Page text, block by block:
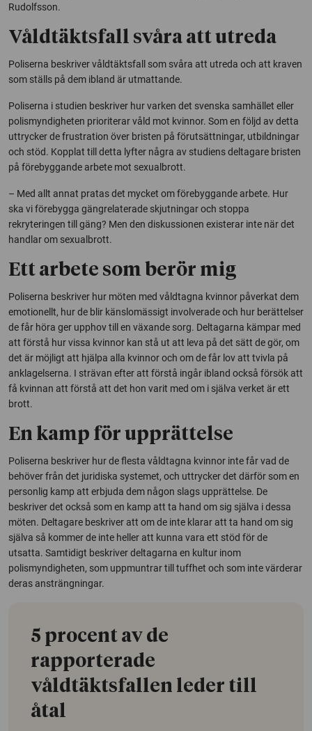
Rudolfsson.
Våldtäktsfall svåra att utreda
Poliserna beskriver våldtäktsfall som svåra att utreda och att kraven
som ställs på dem ibland är utmattande.
Poliserna i studien beskriver hur varken det svenska samhället eller
polismyndigheten prioriterar våld mot kvinnor. Som en följd av detta
uttrycker de frustration över bristen på förutsättningar, utbildningar
och stöd. Kopplat till detta lyfter några av studiens deltagare bristen
på förebyggande arbete mot sexualbrott.
– Med allt annat pratas det mycket om förebyggande arbete. Hur
ska vi förebygga gängrelaterade skjutningar och stoppa
rekryteringen till gäng? Men den diskussionen existerar inte när det
handlar om sexualbrott.
Ett arbete som berör mig
Poliserna beskriver hur möten med våldtagna kvinnor påverkat dem
emotionellt, hur de blir känslomässigt involverade och hur berättelser
de får höra ger upphov till en växande sorg. Deltagarna kämpar med
att förstå hur vissa kvinnor kan stå ut att leva på det sätt de gör, om
det är möjligt att hjälpa alla kvinnor och om de får lov att tvivla på
anklagelserna. I strävan efter att förstå ingår ibland också försök att
få kvinnan att förstå att det hon varit med om i själva verket är ett
brott.
En kamp för upprättelse
Poliserna beskriver hur de flesta våldtagna kvinnor inte får vad de
behöver från det juridiska systemet, och uttrycker det därför som en
personlig kamp att erbjuda dem någon slags upprättelse. De
beskriver det också som en kamp att ta hand om sig själva i dessa
möten. Deltagare beskriver att om de inte klarar att ta hand om sig
själva så kommer de inte heller att kunna vara ett stöd för de
utsatta. Samtidigt beskriver deltagarna en kultur inom
polismyndigheten, som uppmuntrar till tuffhet och som inte värderar
deras ansträngningar.
5 procent av de
rapporterade
våldtäktsfallen leder till
åtal